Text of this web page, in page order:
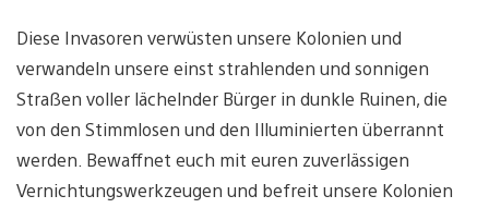
Diese Invasoren verwüsten unsere Kolonien und
verwandeln unsere einst strahlenden und sonnigen
Straßen voller lächelnder Bürger in dunkle Ruinen, die
von den Stimmlosen und den Illuminierten überrannt
werden. Bewaffnet euch mit euren zuverlässigen
Vernichtungswerkzeugen und befreit unsere Kolonien